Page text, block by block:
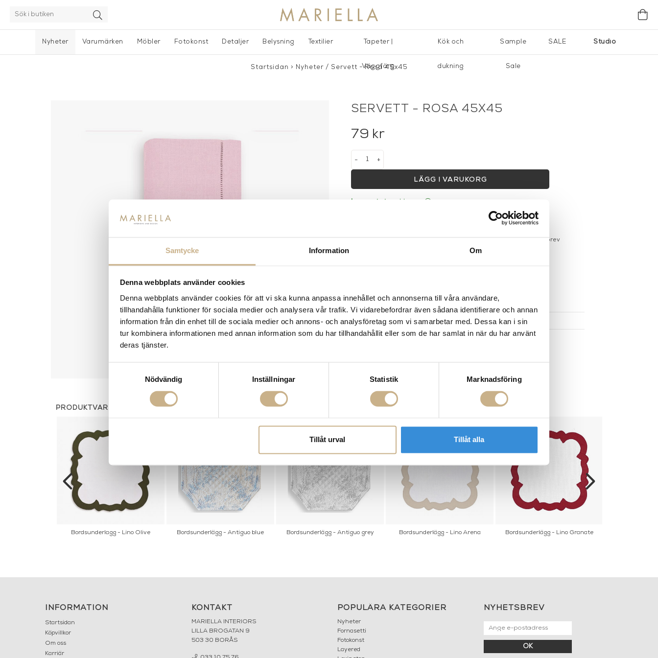
Samtycke Information Om
Denna webbplats använder cookies
Denna webbplats använder cookies för att vi ska kunna anpassa innehållet och annonserna till våra användare,
tillhandahålla funktioner för sociala medier och analysera vår trafik. Vi vidarebefordrar även sådana identifierare och annan
information från din enhet till de sociala medier och annons- och analysföretag som vi samarbetar med. Dessa kan i sin
tur kombinera informationen med annan information som du har tillhandahållit eller som de har samlat in när du har använt
deras tjänster.
Nödvändig
Inställningar Statistik Marknadsföring
Tillåt urval Tillåt alla
Nyheter Studio
Varumärken Möbler Fotokonst Detaljer Belysning Textilier Tapeter |
Väggfärg
Kök och
dukning
Sample
Sale
SALE
Startsidan > Nyheter/ Servett - Rosa 45x45
SERVETT - ROSA 45X45
79 kr
+
-
LÄGG I VARUKORG
Lagerstatus: I lager
Läs mer
när du registrerar dig för vårt nyhetsbrev
Fri frakt på mindra varor vid köp över 1000:-
FRÅGA OSS OM PRODUKTEN
BESKRIVNING
PRODUKTVARIANTER
Bordsunderlagg - Lino Olive Bordsunderlägg - Antiguo blue Bordsunderlägg - Antiguo grey Bordsunderlägg - Lino Arena Bordsunderlägg - Lino Granate
INFORMATION
Startsidan
Köpvillkor
Om oss
Karriär
KONTAKT
MARIELLA INTERIORS
LILLA BROGATAN 9
503 30 BORÅS
POPULÄRA KATEGORIER
Nyheter
Fornasetti
Fotokonst
Layered
NYHETSBREV
OK